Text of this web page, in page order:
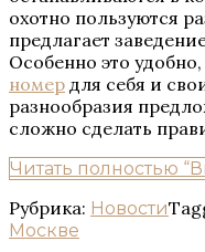
охотно пользуются
предлагает
Особенно это
номер для себя и
разнообразия
сложно сделать
Читать полностью
Рубрика: Новости
Москве